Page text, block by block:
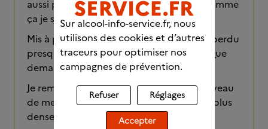
aussi pour en savoir plus sur mon état, comme
ça je serai fixée.
Mis à part ça, je me sens plutôt bien. J'ai perdu
presque 3 kg et 10 cm de tour de taille. Que
demander de plus 😁
Je remarque aussi une amélioration au niveau
de mes cheveux. Ils sont plus brillants et plus
denses (j'ai l'impression).
Sur alcool-info-service.fr, nous
utilisons des cookies et d’autres
traceurs pour optimiser nos
campagnes de prévention.
Refuser Réglages
Accepter